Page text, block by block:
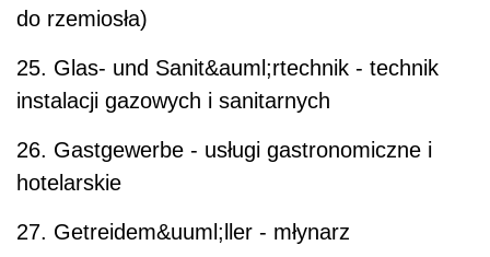
do rzemiosła)
25. Glas- und Sanit&auml;rtechnik - technik
instalacji gazowych i sanitarnych
26. Gastgewerbe - usługi gastronomiczne i
hotelarskie
27. Getreidem&uuml;ller - młynarz